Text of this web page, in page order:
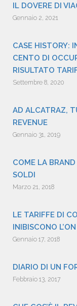
IL DOVERE DI
Gennaio 2, 2021
CASE HISTORY:
CENTO DI
RISULTATO
Settembre 8, 2020
AD ALCATRAZ,
REVENUE
Gennaio 31, 2019
COME LA
SOLDI
Marzo 21, 2018
LE TARIFFE DI
INIBISCONO
Gennaio 17, 2018
DIARIO DI UN
Febbraio 13, 2017